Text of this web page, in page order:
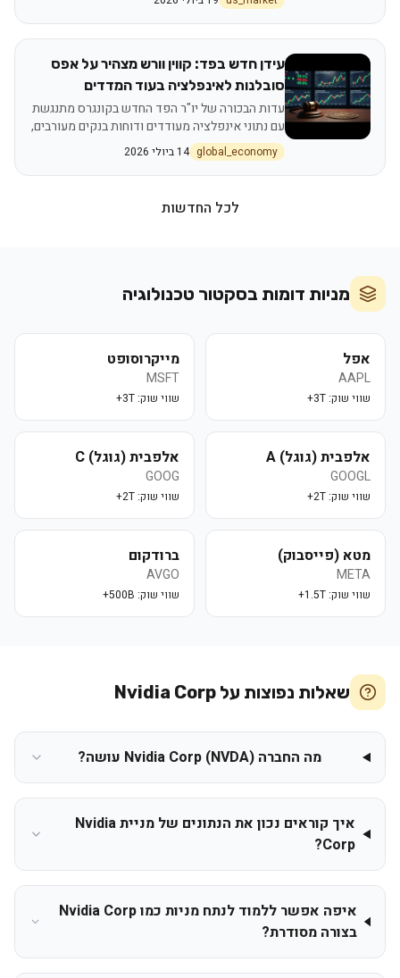
עידן חדש בפד: קווין וורש מצהיר על אפס
סובלנות לאינפלציה בעוד המדדים
מתקררים
עדות הבכורה של יו"ר הפד החדש בקונגרס מתנגשת
עם נתוני אינפלציה מעודדים ודוחות בנקים מעורבים,
ויוצרת מציאות כלכלית מורכבת למשקיעים בוול
סטריט
global_economy 14 ביולי 2026
לכל החדשות
מניות דומות בסקטור טכנולוגיה
אפל
AAPL
שווי שוק: 3T+
מייקרוסופט
MSFT
שווי שוק: 3T+
אלפבית (גוגל) A
GOOGL
שווי שוק: 2T+
אלפבית (גוגל) C
GOOG
שווי שוק: 2T+
מטא (פייסבוק)
META
שווי שוק: 1.5T+
ברודקום
AVGO
שווי שוק: 500B+
שאלות נפוצות על Nvidia Corp
מה החברה Nvidia Corp (NVDA) עושה?
איך קוראים נכון את הנתונים של מניית Nvidia
Corp?
איפה אפשר ללמוד לנתח מניות כמו Nvidia Corp
בצורה מסודרת?